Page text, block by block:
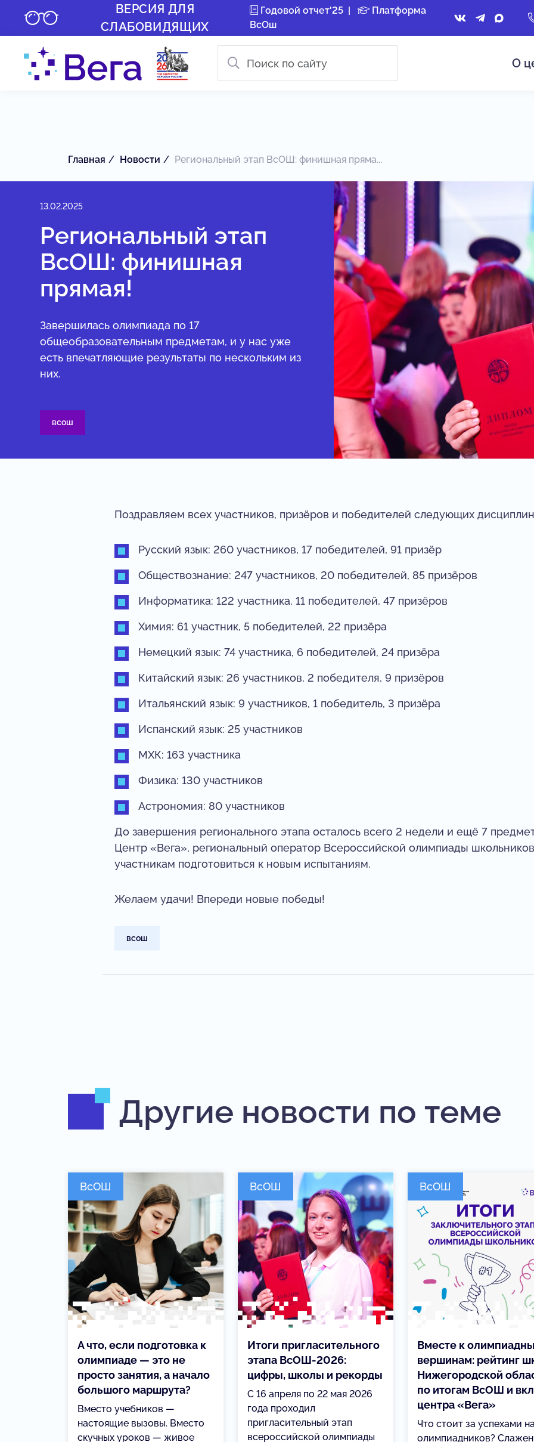
ВЕРСИЯ ДЛЯ
СЛАБОВИДЯЩИХ
Годовой отчет'25|
Платформа
ВсОш
О
Главная Новости Региональный этап ВсОШ: финишная пряма...
13.02.2025
Региональный этап
ВсОШ: финишная
прямая!
Завершилась олимпиада по 17
общеобразовательным предметам, и у нас уже
есть впечатляющие результаты по нескольким из
них.
всош
Поздравляем всех участников, призёров и победителей следующих
Русский язык: 260 участников, 17 победителей, 91 призёр
Обществознание: 247 участников, 20 победителей, 85 призёров
Информатика: 122 участника, 11 победителей, 47 призёров
Химия: 61 участник, 5 победителей, 22 призёра
Немецкий язык: 74 участника, 6 победителей, 24 призёра
Китайский язык: 26 участников, 2 победителя, 9 призёров
Итальянский язык: 9 участников, 1 победитель, 3 призёра
Испанский язык: 25 участников
МХК: 163 участника
Физика: 130 участников
Астрономия: 80 участников
До завершения регионального этапа осталось всего 2 недели и ещё 7
Центр «Вега», региональный оператор Всероссийской олимпиады
участникам подготовиться к новым испытаниям.
Желаем удачи! Впереди новые победы!
всош
Другие новости по теме
ВсОШ
А что, если подготовка к
олимпиаде — это не
просто занятия, а начало
большого маршрута?
Вместо учебников —
настоящие вызовы. Вместо
скучных уроков — живое
ВсОШ
Итоги пригласительного
этапа ВсОШ-2026:
цифры, школы и рекорды
С 16 апреля по 22 мая 2026
года проходил
пригласительный этап
всероссийской олимпиады
ВсОШ
Вместе к
вершинам: рейтинг
Нижегородской
по итогам ВсОШ и
центра «Вега»
Что стоит за успехами
олимпиадников?